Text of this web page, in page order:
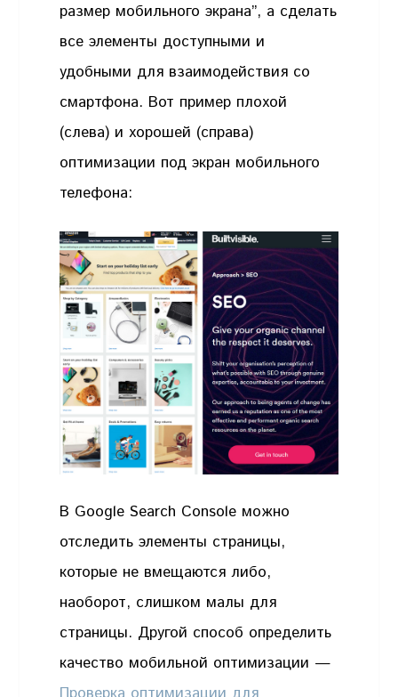
размер мобильного экрана”, а сделать
все элементы доступными и
удобными для взаимодействия со
смартфона. Вот пример плохой
(слева) и хорошей (справа)
оптимизации под экран мобильного
телефона:
В Google Search Console можно
отследить элементы страницы,
которые не вмещаются либо,
наоборот, слишком малы для
страницы. Другой способ определить
качество мобильной оптимизации —